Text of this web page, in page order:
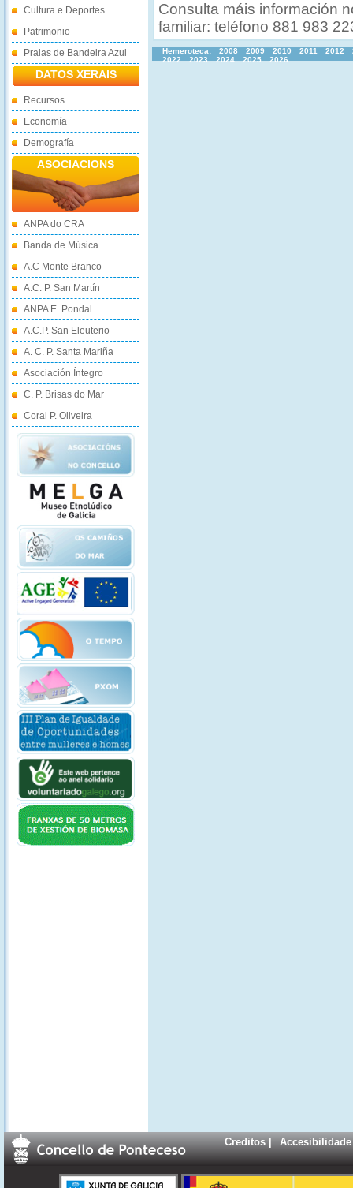
Cultura e Deportes
Patrimonio
Praias de Bandeira Azul
DATOS XERAIS
Recursos
Economía
Demografía
ASOCIACIONS
ANPA do CRA
Banda de Música
A.C Monte Branco
A.C. P. San Martín
ANPA E. Pondal
A.C.P. San Eleuterio
A. C. P. Santa Mariña
Asociación Íntegro
C. P. Brisas do Mar
Coral P. Oliveira
Consulta máis información
familiar: teléfono 881 983
Hemeroteca: 2008 2009 2010 2011 2012
2022
2023 2024 2025 2026
Creditos| Accesibilidade